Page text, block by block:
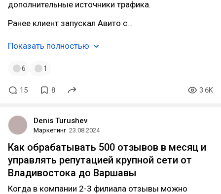
дополнительные источники трафика.
Ранее клиент запускал Авито с…
Показать полностью
6 1
15 8 3.6K
Denis Turushev
Маркетинг 23.08.2024
Как обрабатывать 500 отзывов в месяц и
управлять репутацией крупной сети от
Владивостока до Варшавы
Когда в компании 2-3 филиала отзывы можно